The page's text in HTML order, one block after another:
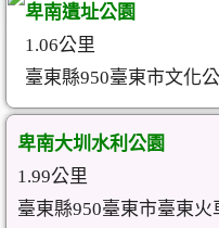
卑南遺址公園
1.06公里
臺東縣950臺東市文化
卑南大圳水利公園
1.99公里
臺東縣950臺東市臺東